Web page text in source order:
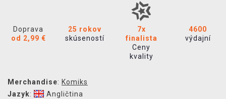
Doprava
od 2,99 €
25 rokov
skúseností
7x
finalista
Ceny
kvality
4600
výdajní
Merchandise: Komiks
Jazyk:
Angličtina